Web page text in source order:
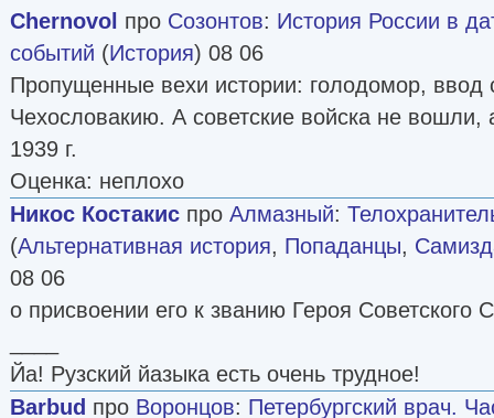
Chernovol про Созонтов: История России в
событий (История) 08 06
Пропущенные вехи истории: голодомор, ввод
Чехословакию. А советские войска не
1939 г.
Оценка: неплохо
Никос Костакис про Алмазный:
(Альтернативная история, Попаданцы,
08 06
о присвоении его к званию Героя Советского
Йа! Рузский йазыка есть очень трудное!
Barbud про Воронцов: Петербургский врач.